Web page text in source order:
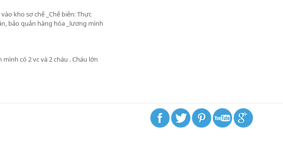
kho sơ chế _Chế biến: Thực
bảo quản hàng hóa _lương mình
có 2 vc và 2 cháu . Cháu lớn